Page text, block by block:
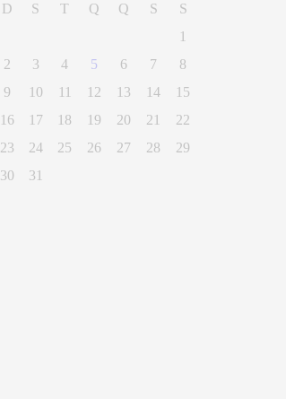
D S T Q Q S
S
1
2
3 4 5 6 7
8
9
10 11 12 13 14
15
16
17 18 19 20 21
22
23
24 25 26 27 28
29
30
31